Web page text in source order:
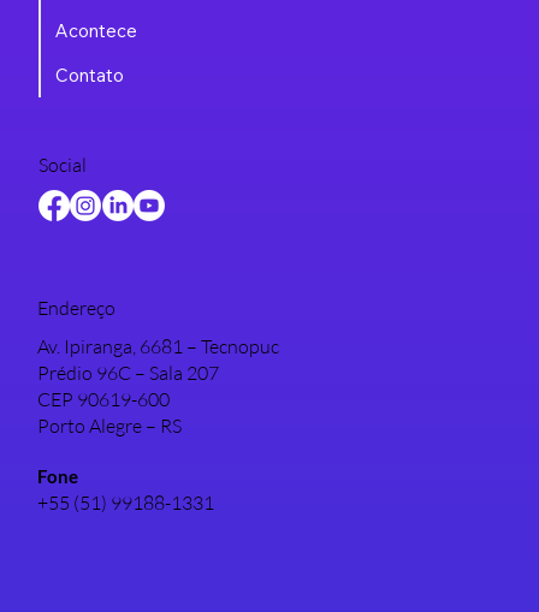
Acontece
Contato
Social
Endereço
Av. Ipiranga, 6681 – Tecnopuc
Prédio 96C – Sala 207
CEP 90619-600
Porto Alegre – RS
Fone
+55 (51) 99188-1331